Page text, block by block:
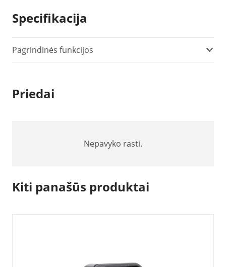
Specifikacija
Pagrindinės funkcijos
Priedai
Nepavyko rasti.
Kiti panašūs produktai